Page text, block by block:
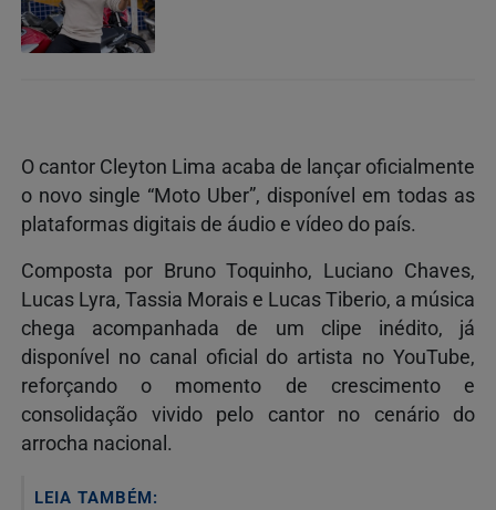
O cantor Cleyton Lima acaba de lançar oficialmente
o novo single “Moto Uber”, disponível em todas as
plataformas digitais de áudio e vídeo do país.
Composta por Bruno Toquinho, Luciano Chaves,
Lucas Lyra, Tassia Morais e Lucas Tiberio, a música
chega acompanhada de um clipe inédito, já
disponível no canal oficial do artista no YouTube,
reforçando o momento de crescimento e
consolidação vivido pelo cantor no cenário do
arrocha nacional.
LEIA TAMBÉM: